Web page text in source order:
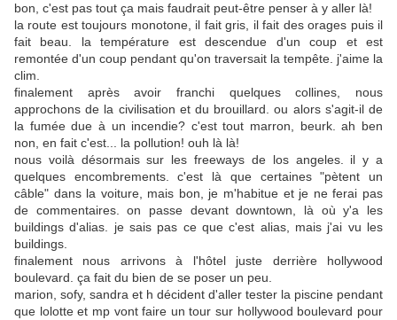
bon, c'est pas tout ça mais faudrait peut-être penser à y aller là!
la route est toujours monotone, il fait gris, il fait des orages puis il
fait beau. la température est descendue d'un coup et est
remontée d'un coup pendant qu'on traversait la tempête. j'aime la
clim.
finalement après avoir franchi quelques collines, nous
approchons de la civilisation et du brouillard. ou alors s'agit-il de
la fumée due à un incendie? c'est tout marron, beurk. ah ben
non, en fait c'est... la pollution! ouh là là!
nous voilà désormais sur les freeways de los angeles. il y a
quelques encombrements. c'est là que certaines "pètent un
câble" dans la voiture, mais bon, je m'habitue et je ne ferai pas
de commentaires. on passe devant downtown, là où y'a les
buildings d'alias. je sais pas ce que c'est alias, mais j'ai vu les
buildings.
finalement nous arrivons à l'hôtel juste derrière hollywood
boulevard. ça fait du bien de se poser un peu.
marion, sofy, sandra et h décident d'aller tester la piscine pendant
que lolotte et mp vont faire un tour sur hollywood boulevard pour